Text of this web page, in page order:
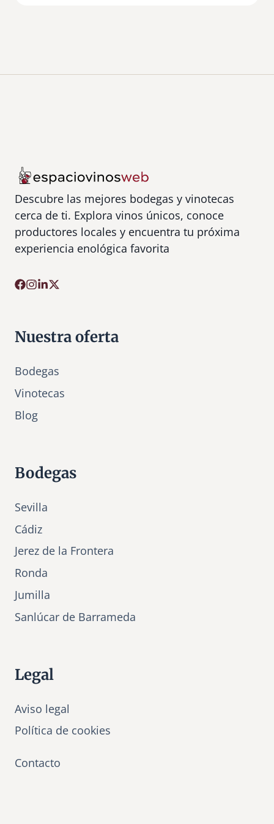
Descubre las mejores bodegas y vinotecas
cerca de ti. Explora vinos únicos, conoce
productores locales y encuentra tu próxima
experiencia enológica favorita
Nuestra oferta
Bodegas
Vinotecas
Blog
Bodegas
Sevilla
Cádiz
Jerez de la Frontera
Ronda
Jumilla
Sanlúcar de Barrameda
Legal
Aviso legal
Política de cookies
Contacto